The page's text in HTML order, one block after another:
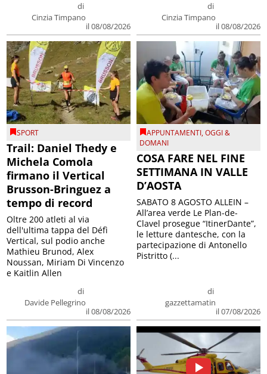
di
Cinzia Timpano
il 08/08/2026
di
Cinzia Timpano
il 08/08/2026
SPORT
Trail: Daniel Thedy e
Michela Comola
firmano il Vertical
Brusson-Bringuez a
tempo di record
di
Davide Pellegrino
il 08/08/2026
Oltre 200 atleti al via
dell'ultima tappa del Défì
Vertical, sul podio anche
Mathieu Brunod, Alex
Noussan, Miriam Di Vincenzo
e Kaitlin Allen
APPUNTAMENTI,OGGI &
DOMANI
COSA FARE NEL FINE
SETTIMANA IN VALLE
D’AOSTA
di
gazzettamatin
il 07/08/2026
SABATO 8 AGOSTO ALLEIN –
All’area verde Le Plan-de-
Clavel prosegue “ItinerDante”,
le letture dantesche, con la
partecipazione di Antonello
Pistritto (...